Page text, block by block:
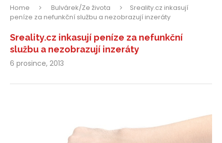
Home Bulvárek/Ze života
Sreality.cz inkasují
peníze za nefunkční službu a nezobrazují inzeráty
Sreality.cz inkasují peníze za nefunkční
službu a nezobrazují inzeráty
6 prosince, 2013